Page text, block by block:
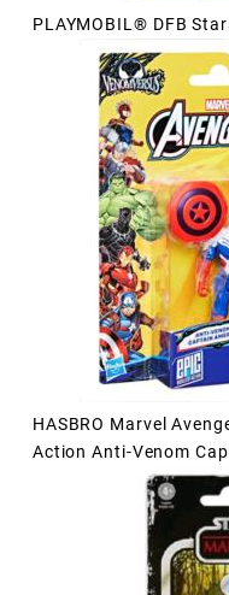
PLAYMOBIL® DFB
HASBRO Marvel
Action Anti-Venom